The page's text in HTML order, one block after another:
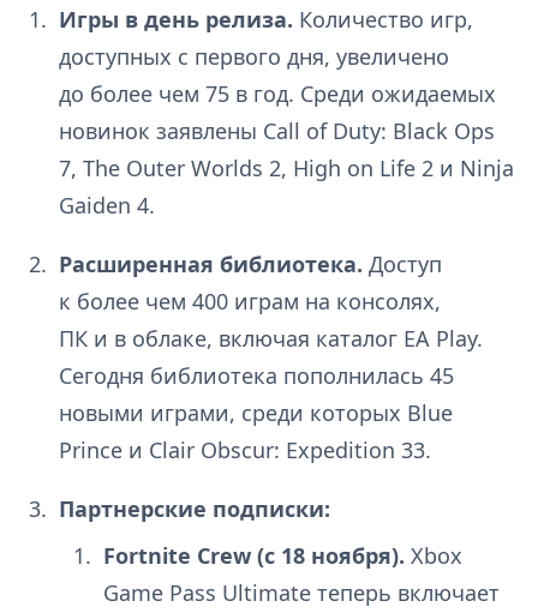
Игры в день релиза. Количество игр,
доступных с первого дня, увеличено
до более чем 75 в год. Среди ожидаемых
новинок заявлены Call of Duty: Black Ops
7, The Outer Worlds 2, High on Life 2 и Ninja
Gaiden 4.
Расширенная библиотека. Доступ
к более чем 400 играм на консолях,
ПК и в облаке, включая каталог EA Play.
Сегодня библиотека пополнилась 45
новыми играми, среди которых Blue
Prince и Clair Obscur: Expedition 33.
Партнерские подписки:
Fortnite Crew (с 18 ноября). Xbox
Game Pass Ultimate теперь включает